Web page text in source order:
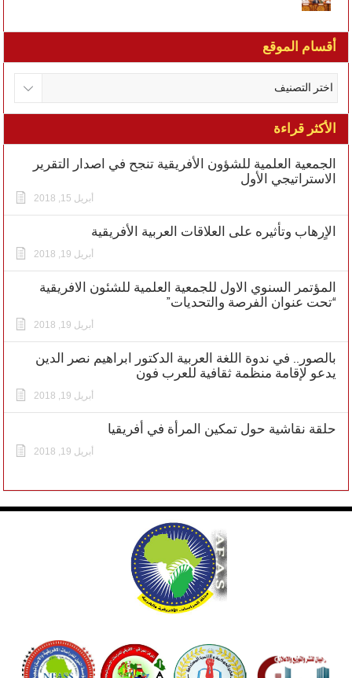
أقسام الموقع
الأكثر قراءة
الجمعية العلمية للشؤون الأفريقية تنجح في اصدار التقرير
الاستراتيجي الأول
أبريل 15, 2018
الاٍرهاب وتأثيره على العلاقات العربية الأفريقية
أبريل 19, 2018
المؤتمر السنوي الاول للجمعية العلمية للشئون الافريقية
“تحت عنوان الفرصة والتحديات”
أبريل 19, 2018
بالصور.. في ندوة اللغة العربية الدكتور ابراهيم نصر الدين
يدعو لإقامة منظمة ثقافية للعرب فون
أبريل 19, 2018
حلقة نقاشية حول تمكين المرأة في أفريقيا
أبريل 19, 2018